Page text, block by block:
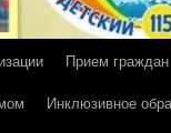
Прием
Инклюзивное